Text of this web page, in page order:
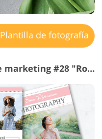
Plantilla de fotografía
Plantillas de fotógrafo de marketing #28 "Romantic Style"